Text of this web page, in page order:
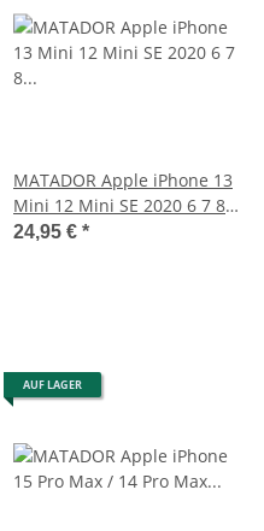
MATADOR Apple iPhone 13
Mini 12 Mini SE 2020 6 7 8
Ledertasche Braun
24,95 € *
AUF LAGER